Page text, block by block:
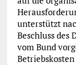
unterstützt
Beschluss des
vom Bund